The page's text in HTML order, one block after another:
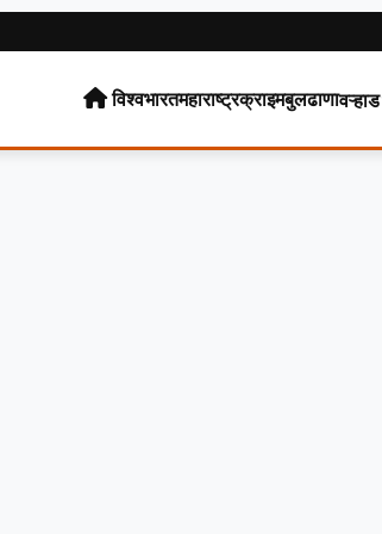
विश्वभारतमहाराष्ट्रक्राइमबुलढाणा